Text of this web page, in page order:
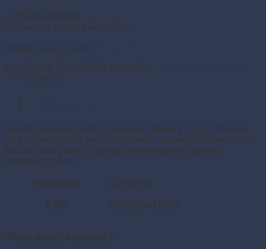
×
32
(250
✔ Rýchle dodanie
✔ Overené gastro zákazníkmi
Vrátenie tovaru do 14 dní.
Katalógové číslo: 47128 Kategória:
Značka:
Hnedá papierová taška v rozmere 26+14 x 32 cm. Vhodná
na balenie vyšších predmetov alebo viacerých kusov tovaru.
Bočné sklady umožňujú rozšírenie objemu. Balenie
obsahuje 250 ks.
Hmotnosť 8.2000 kg
EAN 8591199471280
Počet balení v kartóne 1